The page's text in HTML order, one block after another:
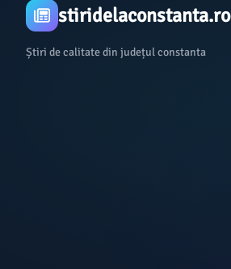
stiridelaconstanta.ro
Știri de calitate din județul constanta